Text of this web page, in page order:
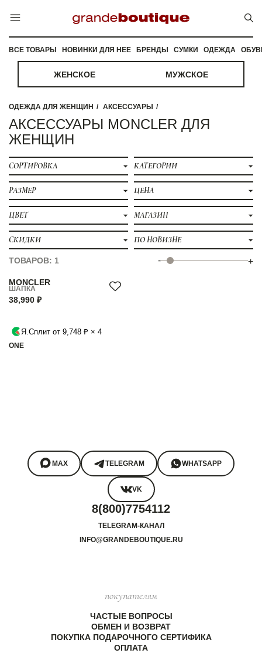
ВСЕ ТОВАРЫ НОВИНКИ ДЛЯ НЕЕ БРЕНДЫ СУМКИ ОДЕЖДА
ЖЕНСКОЕ МУЖСКОЕ
ОДЕЖДА ДЛЯ ЖЕНЩИН АКСЕССУАРЫ
АКСЕССУАРЫ MONCLER ДЛЯ
ЖЕНЩИН
СОРТИРОВКА КАТЕГОРИИ
РАЗМЕР ЦЕНА
ЦВЕТ МАГАЗИН
СКИДКИ ПО НОВИЗНЕ
ТОВАРОВ: 1 - +
MONCLER
ШАПКА
38,990 ₽
Я.Сплит от 9,748 ₽ × 4
ONE
MAX TELEGRAM WHATSAPP
VK
8(800)7754112
TELEGRAM-КАНАЛ
INFO@GRANDEBOUTIQUE.RU
покупателям
ЧАСТЫЕ ВОПРОСЫ
ОБМЕН И ВОЗВРАТ
ПОКУПКА ПОДАРОЧНОГО СЕРТИФИКА
ОПЛАТА